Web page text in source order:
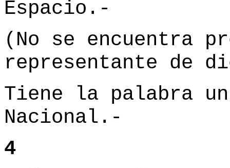
Espacio.-
(No se encuentra
representante de
Tiene la palabra
Nacional.-
4